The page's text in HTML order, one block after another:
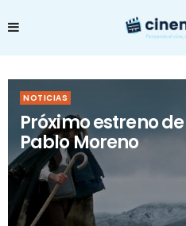
NOTICIAS
Próximo estreno de
Pablo Moreno